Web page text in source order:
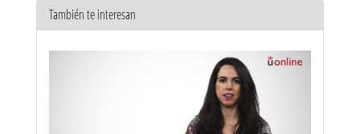
También te interesan